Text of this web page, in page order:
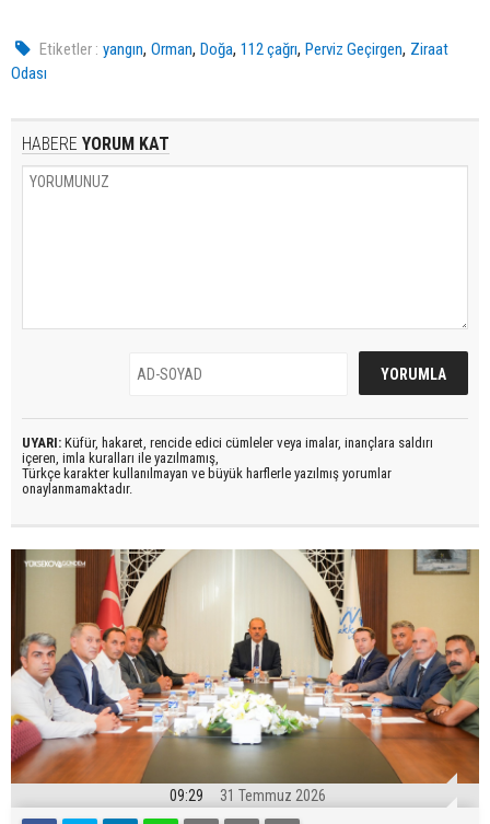
Etiketler : yangın,Orman,Doğa,112 çağrı,Perviz Geçirgen, Ziraat
Odası
HABERE YORUM KAT
UYARI: Küfür, hakaret, rencide edici cümleler veya imalar, inançlara saldırı
içeren, imla kuralları ile yazılmamış,
Türkçe karakter kullanılmayan ve büyük harflerle yazılmış yorumlar
onaylanmamaktadır.
09:29 31 Temmuz 2026